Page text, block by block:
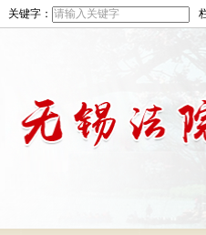
关键字：